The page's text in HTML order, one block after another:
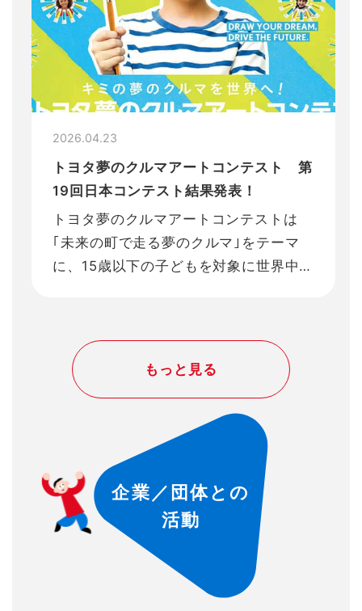
2026.04.23
トヨタ夢のクルマアートコンテスト 第
19回日本コンテスト結果発表！
トヨタ夢のクルマアートコンテストは
｢未来の町で走る夢のクルマ｣をテーマ
に、15歳以下の子どもを対象に世界中で
SDGsの取り組みの一つとして、グロー
バルで取り組み続けています。これまで
に151国/地域から約1,000万点数の作品
もっと見る
企業／団体との
活動